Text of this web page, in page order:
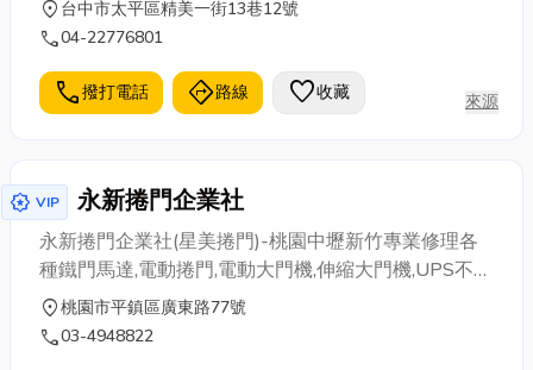
罩、雨遮棚、不銹鋼格柵、欄杆扶手、鐵工服務以及
規劃、估價用料分析、客製化的服務流程提供最佳的
服務，歡迎來電洽詢
location_on 台中市太平區精美一街13巷12號
call04-22776801
call撥打電話 directions路線 favorite收藏 來源
award_star VIP 永新捲門企業社
永新捲門企業社(星美捲門)-桃園中壢新竹專業修理各
種鐵門馬達,電動捲門,電動大門機,伸縮大門機,UPS不斷
電系統,加裝車道專用捲門機
location_on桃園市平鎮區廣東路77號
call03-4948822